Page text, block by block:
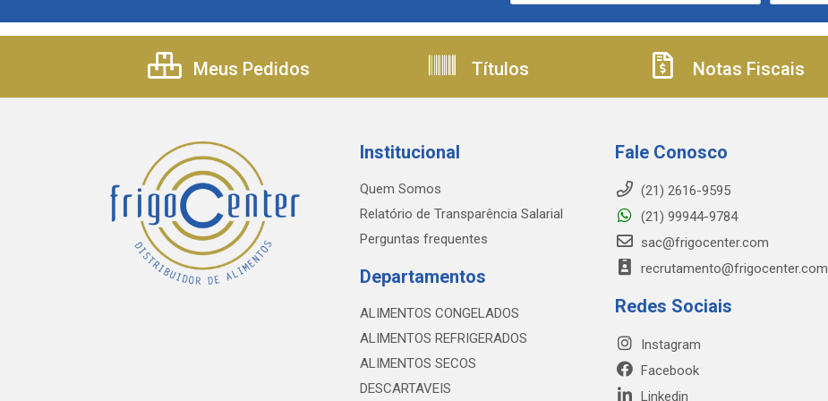
Meus Pedidos Títulos Notas Fiscais
Institucional
Quem Somos
Relatório de Transparência Salarial
Perguntas frequentes
Departamentos
ALIMENTOS CONGELADOS
ALIMENTOS REFRIGERADOS
ALIMENTOS SECOS
DESCARTAVEIS
Fale Conosco
(21) 2616-9595
(21) 99944-9784
sac@frigocenter.com
recrutamento@frigocenter.com
Redes Sociais
Instagram
Facebook
Linkedin